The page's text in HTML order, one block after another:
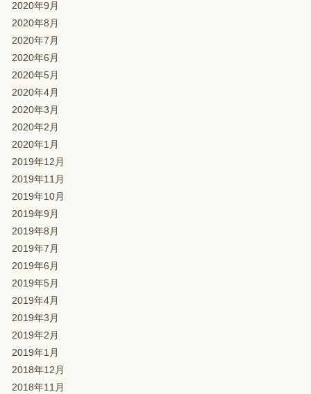
2020年9月
2020年8月
2020年7月
2020年6月
2020年5月
2020年4月
2020年3月
2020年2月
2020年1月
2019年12月
2019年11月
2019年10月
2019年9月
2019年8月
2019年7月
2019年6月
2019年5月
2019年4月
2019年3月
2019年2月
2019年1月
2018年12月
2018年11月